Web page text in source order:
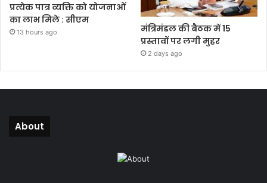
प्रत्येक पात्र व्यक्ति को योजनाओं
का लाभ मिले : सीएम
13 hours ago
मंत्रिमंडल की बैठक में 15
प्रस्तावों पर लगी मुहर
2 days ago
About